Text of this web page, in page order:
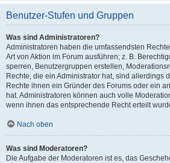
Benutzer-Stufen und Gruppen
Was sind Administratoren?
Administratoren haben die umfassendsten
Art von Aktion im Forum ausführen; z. B.
sperren, Benutzergruppen erstellen,
Rechte, die ein Administrator hat, sind allerdings
Rechte ihnen ein Gründer des Forums oder ein
hat. Administratoren können auch volle
wenn ihnen das entsprechende Recht erteilt
Nach oben
Was sind Moderatoren?
Die Aufgabe der Moderatoren ist es, das